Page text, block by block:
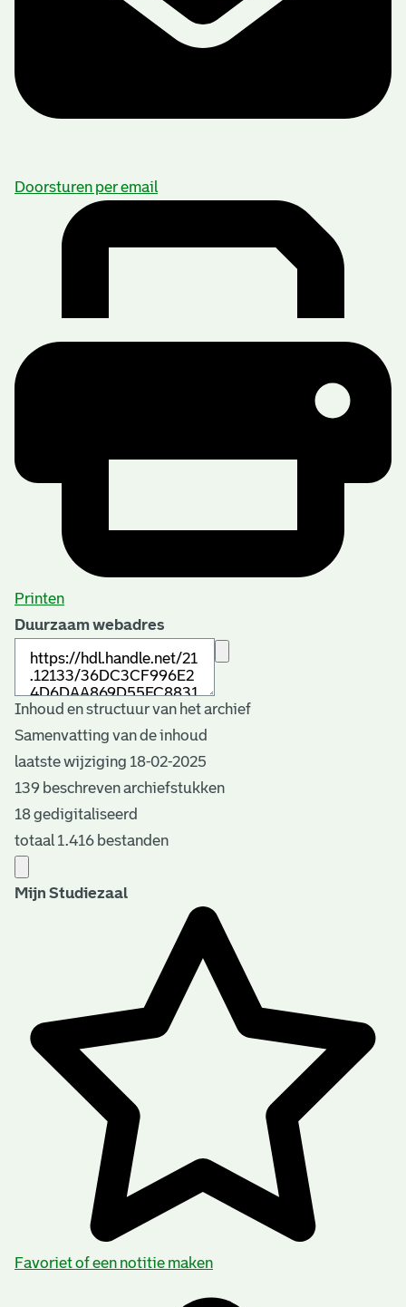
Doorsturen per email
Printen
Duurzaam webadres
Inhoud en structuur van het archief
Samenvatting van de inhoud
laatste wijziging 18-02-2025
139 beschreven archiefstukken
18 gedigitaliseerd
totaal 1.416 bestanden
Mijn Studiezaal
Favoriet of een notitie maken